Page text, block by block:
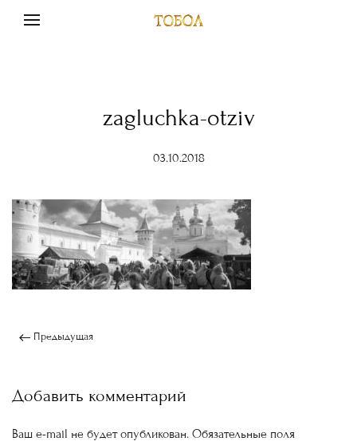
zagluchka-otziv
03.10.2018
Предыдущая
Добавить комментарий
Ваш e-mail не будет опубликован. Обязательные поля